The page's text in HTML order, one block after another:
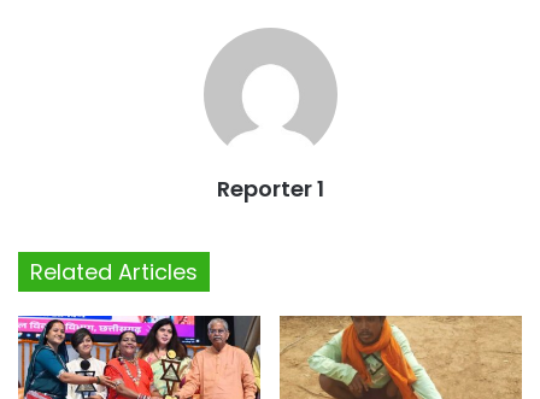
Reporter 1
Related Articles